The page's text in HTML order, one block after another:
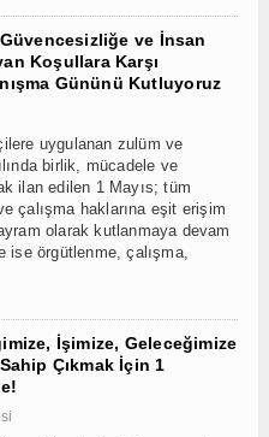
ve İnsan
Koşullara Karşı
Gününü Kutluyoruz
uygulanan zulüm ve
birlik, mücadele ve
ilan edilen 1 Mayıs; tüm
çalışma haklarına eşit erişim
olarak kutlanmaya devam
ise örgütlenme, çalışma,
İşimize, Geleceğimize
Çıkmak İçin 1